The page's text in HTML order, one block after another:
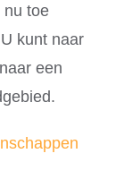
nu toe
kunt naar
een